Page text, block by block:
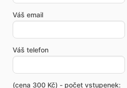
Váš email
Váš telefon
(cena 300 Kč) - počet vstupenek: